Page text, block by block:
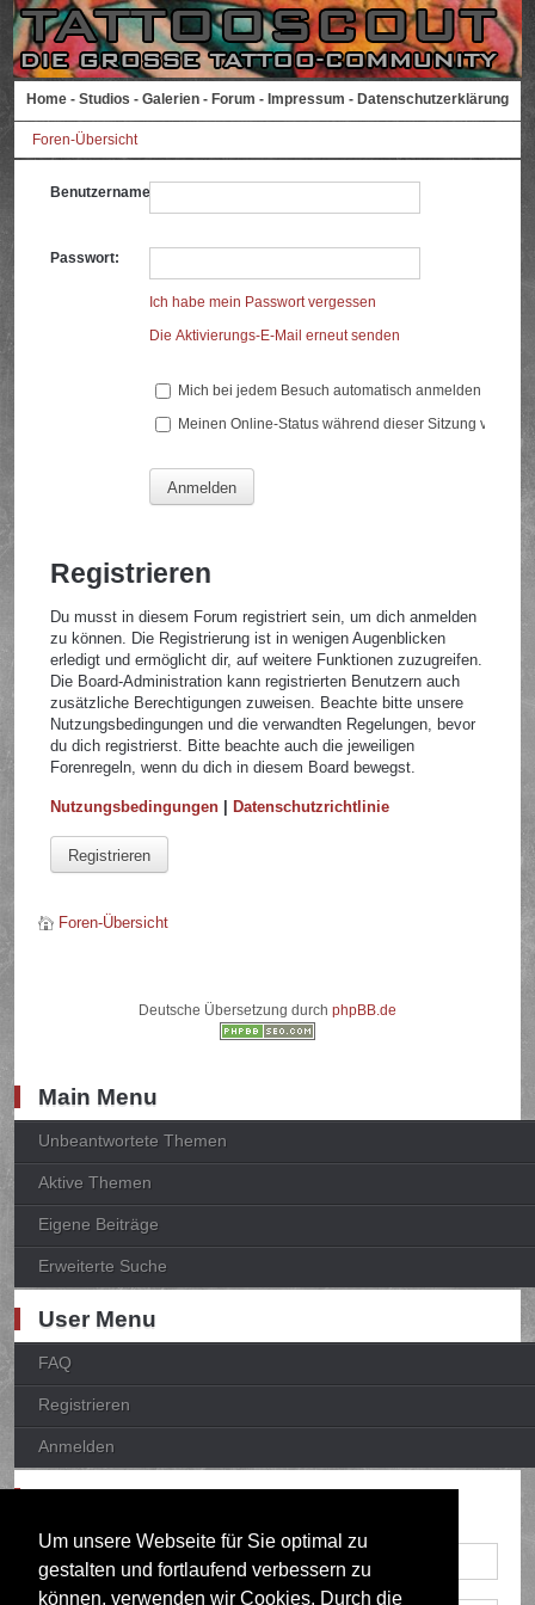
Um unsere Webseite für Sie optimal zu
gestalten und fortlaufend verbessern zu
können, verwenden wir Cookies. Durch die
Home - Studios - Galerien - Forum - Impressum - Datenschutzerklärung
Foren-Übersicht
Benutzername:
Passwort:
Ich habe mein Passwort vergessen
Die Aktivierungs-E-Mail erneut senden
Mich bei jedem Besuch automatisch anmelden
Meinen Online-Status während dieser Sitzung
Registrieren
Du musst in diesem Forum registriert sein, um dich anmelden
zu können. Die Registrierung ist in wenigen Augenblicken
erledigt und ermöglicht dir, auf weitere Funktionen zuzugreifen.
Die Board-Administration kann registrierten Benutzern auch
zusätzliche Berechtigungen zuweisen. Beachte bitte unsere
Nutzungsbedingungen und die verwandten Regelungen, bevor
du dich registrierst. Bitte beachte auch die jeweiligen
Forenregeln, wenn du dich in diesem Board bewegst.
Nutzungsbedingungen |Datenschutzrichtlinie
Registrieren
Foren-Übersicht
Deutsche Übersetzung durch phpBB.de
Main Menu
Unbeantwortete Themen
Aktive Themen
Eigene Beiträge
Erweiterte Suche
User Menu
FAQ
Registrieren
Anmelden